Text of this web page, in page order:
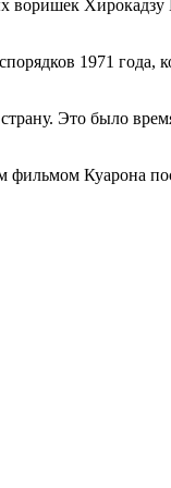
воришек
1971 года,
Это было
фильмом Куарона